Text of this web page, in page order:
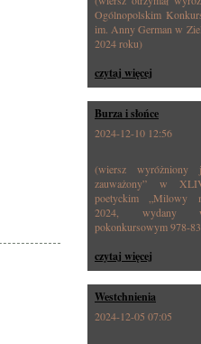
Ogólnopolskim
im. Anny German w
2024 roku)
czytaj więcej
Burza i słońce
2024-12-10 12:56
(wiersz wyróżniony
zauważony” w
poetyckim „Milowy
2024, wydany
pokonkursowym 978-
czytaj więcej
Westchnienia
2024-12-05 07:05